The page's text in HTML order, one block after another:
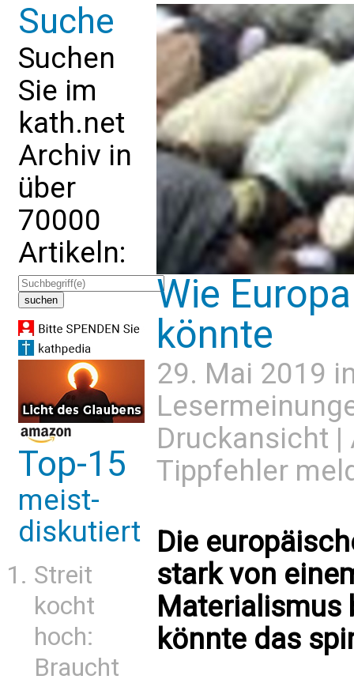
Suche
Suchen
Sie im
kath.net
Archiv in
über
70000
Artikeln:
Top-15
meist-
diskutiert
Streit
kocht
hoch:
Braucht
Wie
könnte
29. Mai 2019
Druckansicht |
Tippfehler
Die
stark von
Materialismus
könnte das